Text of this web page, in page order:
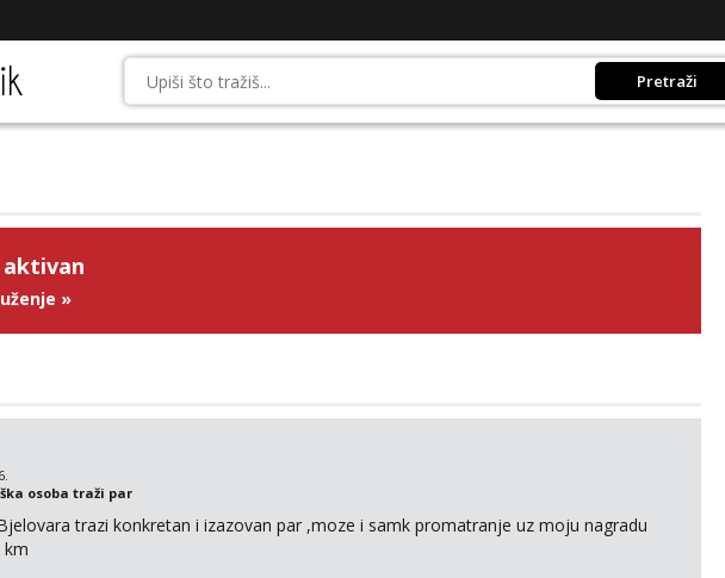
Pretraži
»
osoba traži par
trazi konkretan i izazovan par ,moze i samk promatranje uz moju nagradu
km